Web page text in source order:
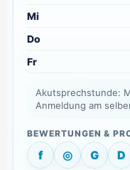
Mi
Do
Fr
Akutsprechstunde:
Anmeldung am
f ◎ G D